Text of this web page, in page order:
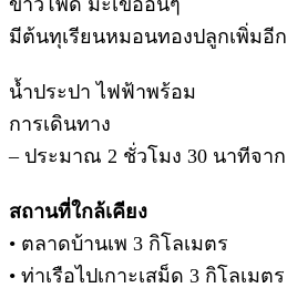
มีต้นทุเรียนหมอนทองปลูกเพิ่มอี
น้ำประปา ไฟฟ้าพร้อม
การเดินทาง
– ประมาณ 2 ชั่วโมง 30 นาทีจา
สถานที่ใกล้เคียง
• ตลาดบ้านเพ 3 กิโลเมตร
• ท่าเรือไปเกาะเสม็ด 3 กิโลเมตร